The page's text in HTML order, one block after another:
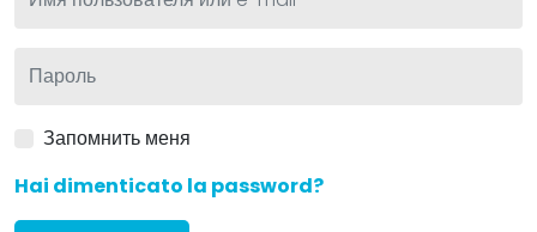
Пароль
Запомнить меня
Hai dimenticato la password?